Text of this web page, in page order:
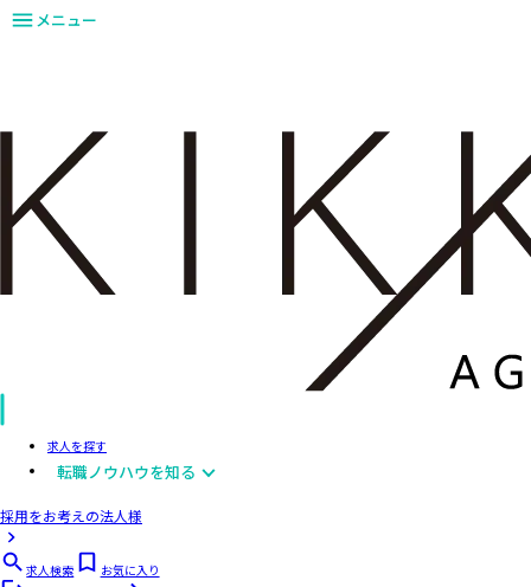
メニュー
求人を探す
転職ノウハウを知る
採用をお考えの法人様
求人検索
お気に入り